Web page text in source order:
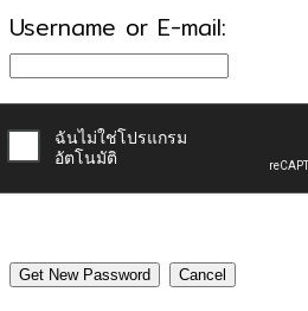
Username or E-mail: